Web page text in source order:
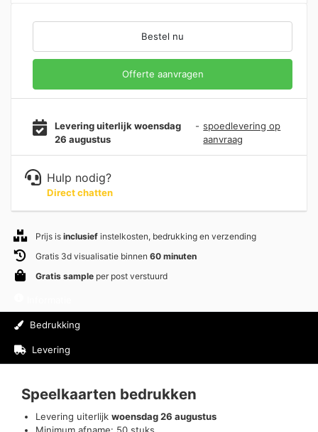
Bestel nu
Offerte aanvragen
Levering uiterlijk woensdag
26 augustus
- spoedlevering op
aanvraag
Hulp nodig?
Direct chatten
Prijs is inclusief instelkosten, bedrukking en verzending
Gratis 3d visualisatie binnen 60 minuten
Gratis sample per post verstuurd
Bedrukking
Levering
Speelkaarten bedrukken
Levering uiterlijk woensdag 26 augustus